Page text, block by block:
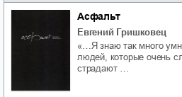
Асфальт
Евгений Гришковец
«…Я знаю так много
людей, которые очень
страдают …